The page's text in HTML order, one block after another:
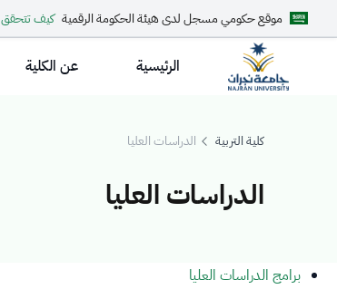
موقع حكومي مسجل لدى هيئة الحكومة الرقمية كيف تتحقق
الرئيسية عن الكلية
كلية التربية الدراسات العليا
الدراسات العليا
برامج الدراسات العليا